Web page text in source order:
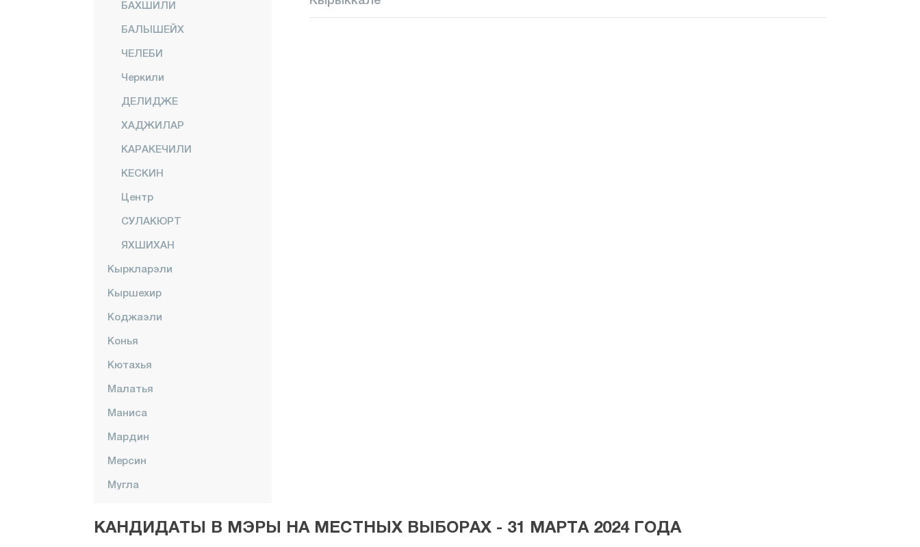
БАХШИЛИ
БАЛЫШЕЙХ
ЧЕЛЕБИ
Черкили
ДЕЛИДЖЕ
ХАДЖИЛАР
КАРАКЕЧИЛИ
КЕСКИН
Центр
СУЛАКЮРТ
ЯХШИХАН
Кыркларэли
Кыршехир
Коджаэли
Конья
Кютахья
Малатья
Маниса
Мардин
Мерсин
Мугла
Невшехир
КАНДИДАТЫ В МЭРЫ НА МЕСТНЫХ ВЫБОРАХ - 31 МАРТА 2024 ГОДА